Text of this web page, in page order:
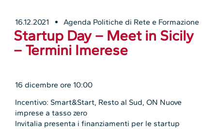
16.12.2021 Agenda Politiche di Rete e Formazione
Startup Day – Meet in Sicily
– Termini Imerese
16 dicembre ore 10:00
Incentivo: Smart&Start, Resto al Sud, ON Nuove
imprese a tasso zero
Invitalia presenta i finanziamenti per le startup